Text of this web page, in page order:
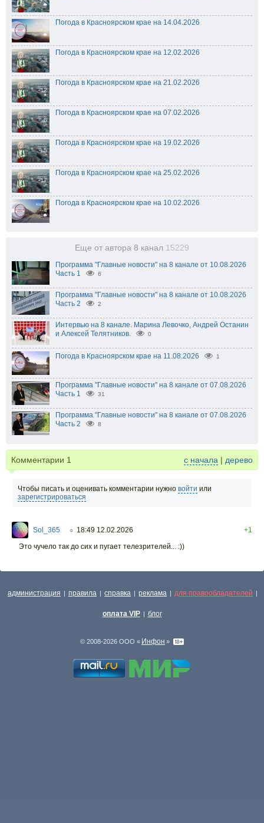
Погода в Красноярском крае на 14.04.2026
Погода в Красноярском крае на 12.02.2026
Погода в Красноярском крае на 21.02.2026
Погода в Красноярском крае на 07.02.2026
Погода в Красноярском крае на 19.02.2026
Погода в Красноярском крае на 25.02.2026
Погода в Красноярском крае на 10.02.2026
Еще от автора 8 канал 15229
Программа "Главные новости" на 8 канале от 10.08.2026
Часть 1
6
Программа "Главные новости" на 8 канале от 10.08.2026
Часть 2
2
Интервью на 8 канале. Марина Левочко, Андрей Останин
и Алексей Телятников.
0
Погода в Красноярском крае на 11.08.2026 1
Программа "Главные новости" на 8 канале от 07.08.2026
Часть 1
31
Программа "Главные новости" на 8 канале от 07.08.2026
Часть 2
8
Комментарии 1 с начала | дерево
Чтобы писать и оценивать комментарии нужно войти или
зарегистрироваться
Sol_365 ○ 18:49 12.02.2026
+1
Это чучело так до сих и пугает телезрителей... :))
администрация | правила | справка | реклама | для правообладателей |
оплата VIP | блог
© 2008-2026 ООО « Инфон »